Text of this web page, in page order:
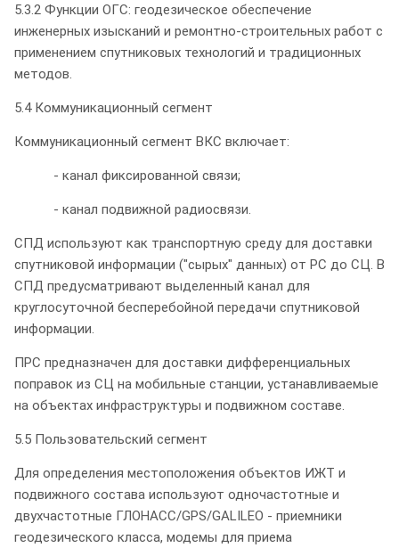
5.3.2 Функции ОГС: геодезическое обеспечение
инженерных изысканий и ремонтно-строительных работ с
применением спутниковых технологий и традиционных
методов.
5.4 Коммуникационный сегмент
Коммуникационный сегмент ВКС включает:
- канал фиксированной связи;
- канал подвижной радиосвязи.
СПД используют как транспортную среду для доставки
спутниковой информации ("сырых" данных) от РС до СЦ. В
СПД предусматривают выделенный канал для
круглосуточной бесперебойной передачи спутниковой
информации.
ПРС предназначен для доставки дифференциальных
поправок из СЦ на мобильные станции, устанавливаемые
на объектах инфраструктуры и подвижном составе.
5.5 Пользовательский сегмент
Для определения местоположения объектов ИЖТ и
подвижного состава используют одночастотные и
двухчастотные ГЛОНАСС/GPS/GALILEO - приемники
геодезического класса, модемы для приема